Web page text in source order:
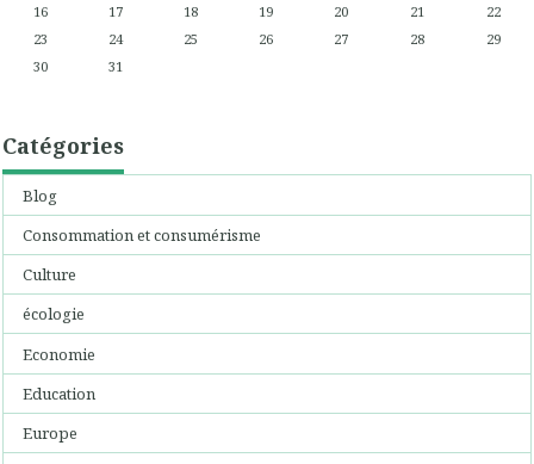
16
17 18 19 20 21
22
23
24 25 26 27 28
29
30
31
Catégories
Blog
Consommation et consumérisme
Culture
écologie
Economie
Education
Europe